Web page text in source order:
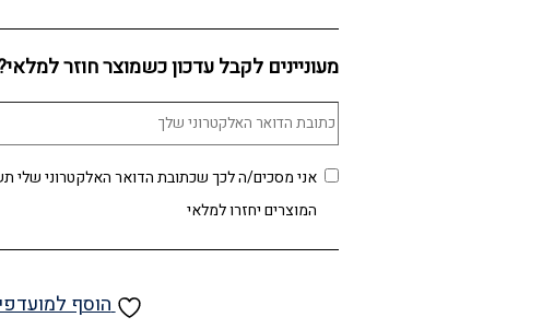
מעוניינים לקבל עדכון כשמוצר חוזר
אני מסכים/ה לכך שכתובת הדואר האלקטרוני שלי
המוצרים יחזרו למלאי
הוסף